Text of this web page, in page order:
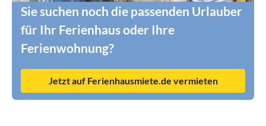
Sie suchen noch die passenden Urlauber
für Ihr Ferienhaus oder Ihre
Ferienwohnung?
Jetzt auf Ferienhausmiete.de vermieten